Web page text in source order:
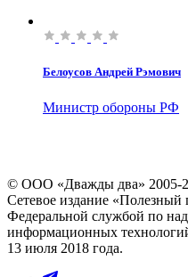
Белоусов Андрей Рэмович
Министр обороны РФ
© ООО «Дважды два» 2005-
Сетевое издание «Полезный
Федеральной службой по
информационных
13 июля 2018 года.